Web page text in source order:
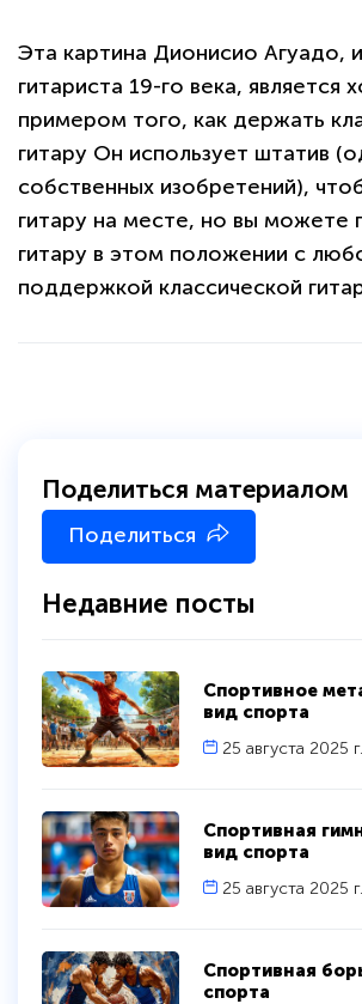
Эта картина Дионисио Агуадо,
гитариста 19-го века, является
примером того, как держать
гитару Он использует штатив
собственных изобретений),
гитару на месте, но вы можете
гитару в этом положении с
поддержкой классической
Недавние посты
Спортивное
вид спорта
25 августа 2025
Спортивная
вид спорта
25 августа 2025
Спортивная
спорта
Поделиться материалом
Поделиться